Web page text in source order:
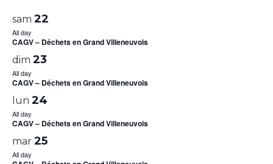
date.
sam 22
All day
CAGV – Déchets en Grand Villeneuvois
dim 23
All day
CAGV – Déchets en Grand Villeneuvois
lun 24
All day
CAGV – Déchets en Grand Villeneuvois
mar 25
All day